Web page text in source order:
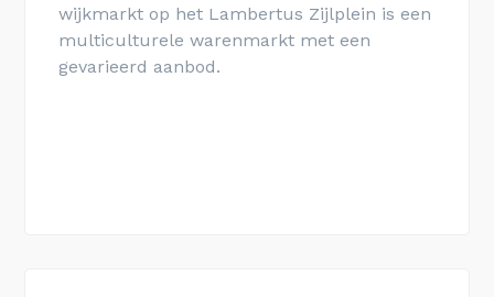
wijkmarkt op het Lam­ber­tus Zijl­plein is een
multiculturele warenmarkt met een
gevarieerd aanbod.